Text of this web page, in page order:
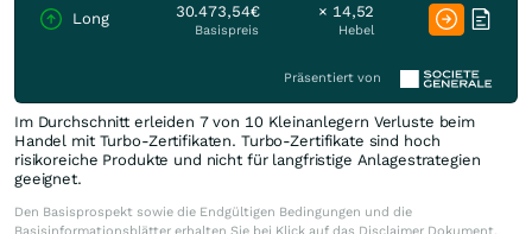
Long 30.473,54€
Basispreis
× 14,52
Hebel
Präsentiert von
Im Durchschnitt erleiden 7 von 10 Kleinanlegern Verluste beim
Handel mit Turbo-Zertifikaten. Turbo-Zertifikate sind hoch
risikoreiche Produkte und nicht für langfristige Anlagestrategien
geeignet.
Den Basisprospekt sowie die Endgültigen Bedingungen und die